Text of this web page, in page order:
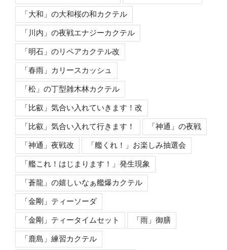
「大和」の大和桜の和カクテル
「川内」の夜戦エナジーカクテル
「明石」のリペアカクテル改
「春雨」カリースカッシュ
「松」の丁型雑木林カクテル
「比叡」気合い入れていきます！改
「比叡」気合い入れて行きます！ 「神通」の夜戦
「神通」夜戦改 「艦くれ！」お楽しみ抽選会
「艦これ！はじまります！」発生現象
「蒼龍」の嬉しいなぁ艦爆カクテル
「金剛」ティーソーダ
「金剛」ティータイムセット 「雨」御膳
「鹿島」練習カクテル